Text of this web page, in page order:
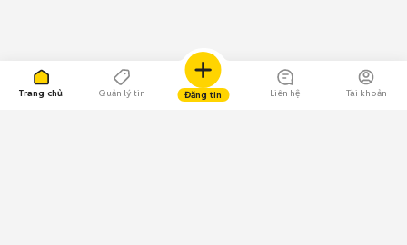
Trang chủ Quản lý tin Đăng tin Liên hệ Tài khoản